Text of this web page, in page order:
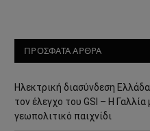
ΠΡΟΣΦΑΤΑ ΑΡΘΡΑ
Ηλεκτρική διασύνδεση
τον έλεγχο του GSI – Η Γαλλία
γεωπολιτικό παιχνίδι